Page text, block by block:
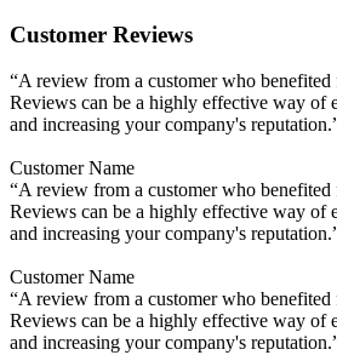
Customer Reviews
“A review from a customer who
Reviews can be a highly effective way of
and increasing your company's
Customer Name
“A review from a customer who
Reviews can be a highly effective way of
and increasing your company's
Customer Name
“A review from a customer who
Reviews can be a highly effective way of
and increasing your company's